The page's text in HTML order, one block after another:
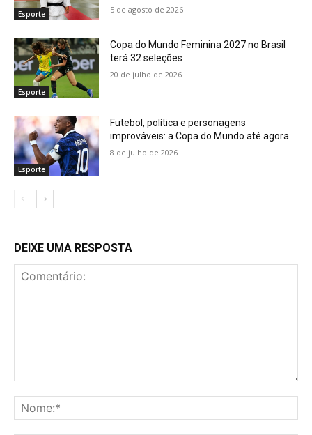
Esporte 5 de agosto de 2026
Esporte
Copa do Mundo Feminina 2027 no Brasil
terá 32 seleções
20 de julho de 2026
Esporte
Futebol, política e personagens
improváveis: a Copa do Mundo até agora
8 de julho de 2026
DEIXE UMA RESPOSTA